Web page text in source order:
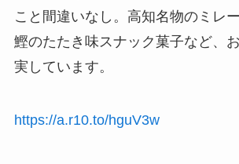
こと間違いなし。高知名物のミレ
鰹のたたき味スナック菓子など、
実しています。
https://a.r10.to/hguV3w